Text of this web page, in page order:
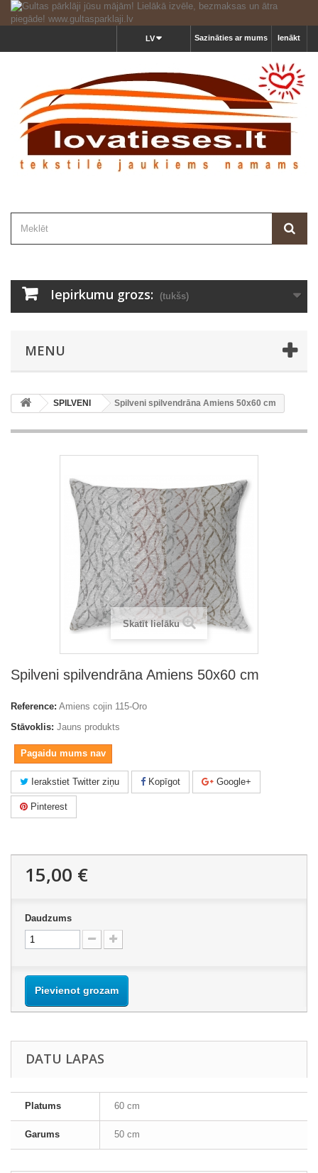
Ienākt
Sazināties ar mums
LV
Iepirkumu grozs: (tukšs)
MENU
SPILVENI Spilveni spilvendrāna Amiens 50x60 cm
Skatīt lielāku
Spilveni spilvendrāna Amiens 50x60 cm
Reference: Amiens cojin 115-Oro
Stāvoklis: Jauns produkts
Pagaidu mums nav
Ierakstiet Twitter ziņu Kopīgot Google+
Pinterest
15,00 €
Daudzums
Pievienot grozam
DATU LAPAS
Platums 60 cm
Garums 50 cm